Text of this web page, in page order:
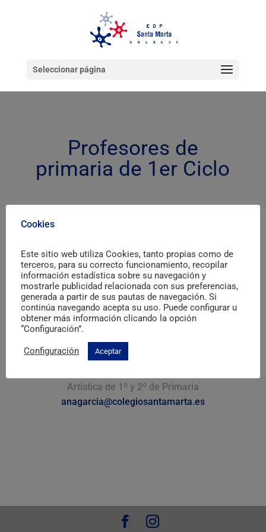
Seleccionar página
Profesores de
primaria de 1er Ciclo
María Aznarte
Tutora de 1º de Primaria
mariaaznarte@colegiosantamarta.es
Irene Gómez
Tutora de 2º de Primaria
irenegomez@colegiosantamarta.es
Artística de 1º y 2º de Primaria
anagarcia@colegiosantamarta.es
Cookies
Este sitio web utiliza Cookies, tanto propias como de
terceros, para su correcto funcionamiento, recopilar
información estadística sobre su navegación y
mostrarle publicidad relacionada con sus preferencias,
generada a partir de sus pautas de navegación. Si
continúa navegando acepta su uso. Puede configurar u
obtener más información clicando la opción
“Configuración”.
Configuración Aceptar